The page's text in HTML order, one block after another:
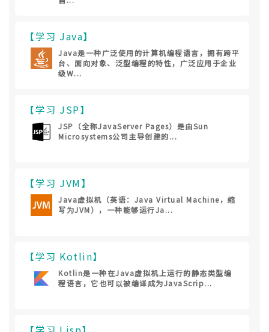
【学习 Java】
Java是一种广泛使用的计算机编程语言，拥有跨平
台、面向对象、泛型编程的特性，广泛应用于企业
级W...
【学习 JSP】
JSP（全称JavaServer Pages）是由Sun
Microsystems公司主导创建的...
【学习 JVM】
Java虚拟机（英语：Java Virtual Machine，缩
写为JVM），一种能够运行Ja...
【学习 Kotlin】
Kotlin是一种在Java虚拟机上运行的静态类型编
程语言，它也可以被编译成为JavaScrip...